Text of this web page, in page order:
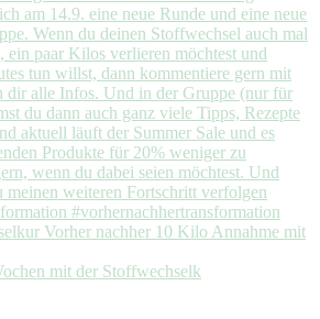
mit der Stoffwechselk